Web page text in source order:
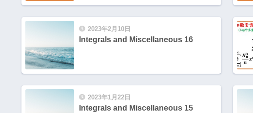
2023年2月10日
Integrals and Miscellaneous 16
2023年1月22日
Integrals and Miscellaneous 15